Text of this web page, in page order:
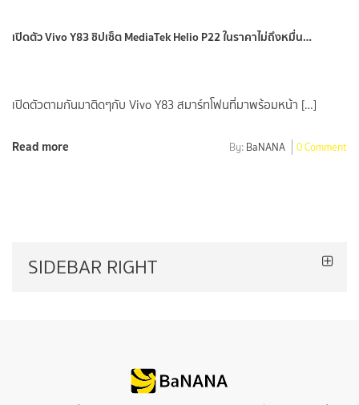
เปิดตัว Vivo Y83 ชิปเซ็ต MediaTek Helio P22 ในราคาไม่ถึงหมื่น…
เปิดตัวตามกันมาติดๆกับ Vivo Y83 สมาร์ทโฟนที่มาพร้อมหน้า […]
Read more By: BaNANA 0 Comment
SIDEBAR RIGHT